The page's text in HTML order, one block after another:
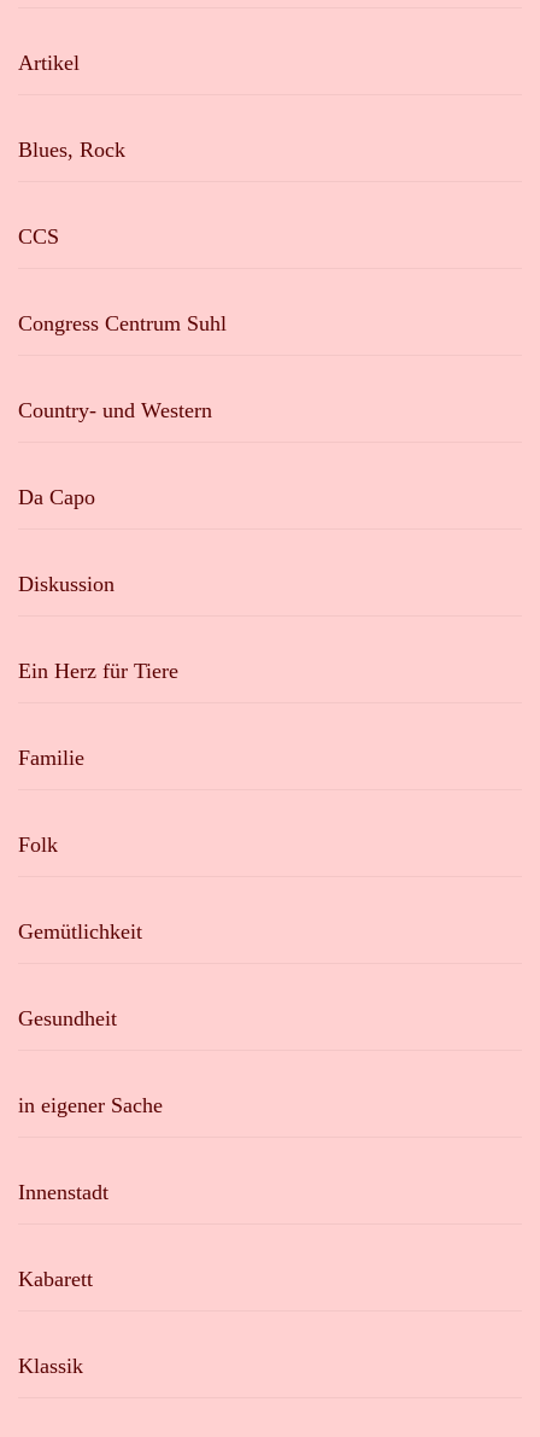
Artikel
Blues, Rock
CCS
Congress Centrum Suhl
Country- und Western
Da Capo
Diskussion
Ein Herz für Tiere
Familie
Folk
Gemütlichkeit
Gesundheit
in eigener Sache
Innenstadt
Kabarett
Klassik